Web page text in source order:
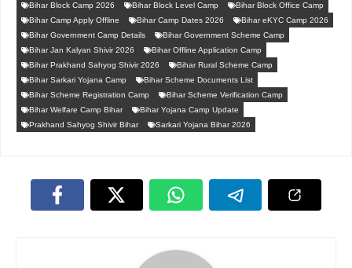
Bihar Block Camp 2026 Bihar Block Level Camp
Bihar Block Office Camp
Bihar Camp Apply Offline
Bihar Camp Dates 2026
Bihar eKYC Camp 2026
Bihar Government Camp Details
Bihar Government Scheme Camp
Bihar Jan Kalyan Shivir 2026
Bihar Offline Application Camp
Bihar Prakhand Sahyog Shivir 2026
Bihar Rural Scheme Camp
Bihar Sarkari Yojana Camp
Bihar Scheme Documents List
Bihar Scheme Registration Camp
Bihar Scheme Verification Camp
Bihar Welfare Camp Bihar
Bihar Yojana Camp Update
Prakhand Sahyog Shivir Bihar
Sarkari Yojana Bihar 2026